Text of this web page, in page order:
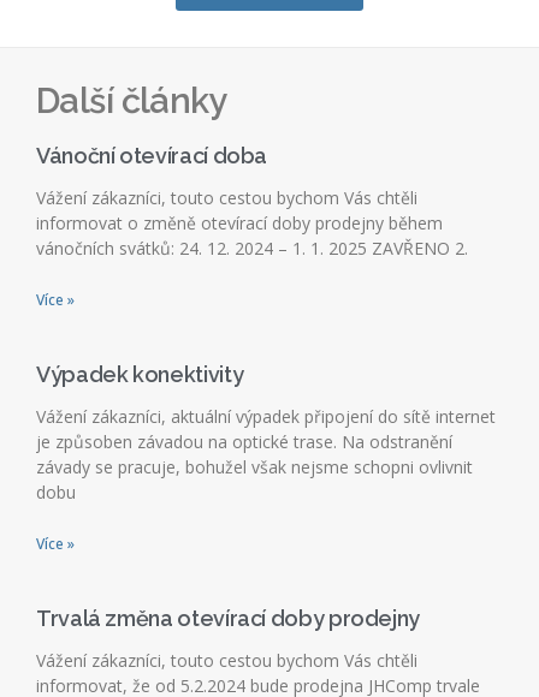
Další články
Vánoční otevírací doba
Vážení zákazníci, touto cestou bychom Vás chtěli
informovat o změně otevírací doby prodejny během
vánočních svátků: 24. 12. 2024 – 1. 1. 2025 ZAVŘENO 2.
Více »
Výpadek konektivity
Vážení zákazníci, aktuální výpadek připojení do sítě internet
je způsoben závadou na optické trase. Na odstranění
závady se pracuje, bohužel však nejsme schopni ovlivnit
dobu
Více »
Trvalá změna otevírací doby prodejny
Vážení zákazníci, touto cestou bychom Vás chtěli
informovat, že od 5.2.2024 bude prodejna JHComp trvale